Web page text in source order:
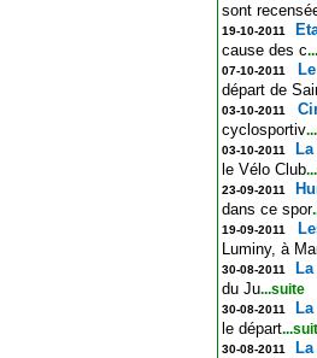
sont
19-10-2011
cause des c
07-10-2011
départ de
03-10-2011
cyclosportiv
03-10-2011
le Vélo Club
23-09-2011
dans ce spor
19-09-2011
Luminy, à
30-08-2011
du Ju...suite
30-08-2011
le départ
30-08-2011